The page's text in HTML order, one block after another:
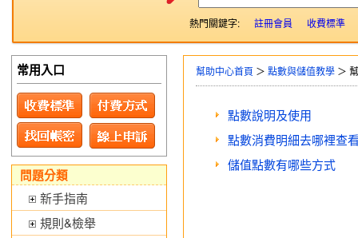
熱門關鍵字: 註冊會員 收費標準
幫助中心首頁 ＞ 點數與儲值教學 ＞
點數說明及使用
點數消費明細去哪裡查
儲值點數有哪些方式
常用入口
問題分類
新手指南
規則&檢舉